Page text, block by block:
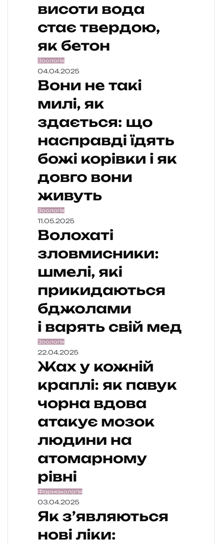
висоти вода
стає твердою,
як бетон
Зоологія
04.04.2025
Вони не такі
милі, як
здається: що
насправді їдять
божі корівки і як
довго вони
живуть
Зоологія
11.05.2025
Волохаті
зловмисники:
шмелі, які
прикидаються
бджолами
і варять свій мед
Зоологія
22.04.2025
Жах у кожній
краплі: як павук
чорна вдова
атакує мозок
людини на
атомарному
рівні
Фармакологія
03.04.2025
Як з’являються
нові ліки: